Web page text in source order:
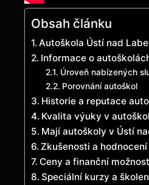
Obsah článku
Autoškola Ústí nad
Informace o
Úroveň nabízených
Porovnání autoškol
Historie a reputace
Kvalita výuky v
Mají autoškoly v Ústí
Zkušenosti a
Ceny a finanční
Speciální kurzy a